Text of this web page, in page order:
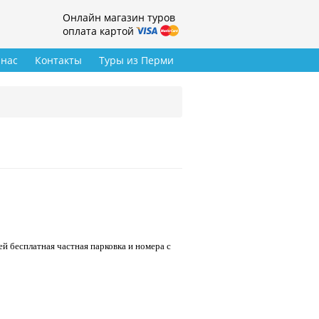
Онлайн магазин туров
оплата картой
Туры из Перми
Контакты
бесплатная частная парковка и номера с